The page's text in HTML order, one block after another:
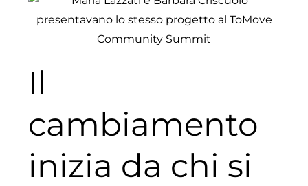
Il
cambiamento
inizia da chi si